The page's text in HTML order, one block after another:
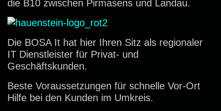
die B10 zwischen Pirmasens und Landau.
Die BOSA It hat hier Ihren Sitz als regionaler
IT Dienstleister für Privat- und
Geschäftskunden.
Beste Voraussetzungen für schnelle Vor-Ort
Hilfe bei den Kunden im Umkreis.